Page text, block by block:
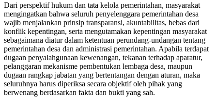
Dari perspektif hukum dan tata kelola pemerintahan, masyarakat
mengingatkan bahwa seluruh penyelenggara pemerintahan desa
wajib menjalankan prinsip transparansi, akuntabilitas, bebas dari
konflik kepentingan, serta mengutamakan kepentingan masyarakat
sebagaimana diatur dalam ketentuan perundang-undangan tentang
pemerintahan desa dan administrasi pemerintahan. Apabila terdapat
dugaan penyalahgunaan kewenangan, tekanan terhadap aparatur,
pelanggaran mekanisme pembentukan lembaga desa, maupun
dugaan rangkap jabatan yang bertentangan dengan aturan, maka
seluruhnya harus diperiksa secara objektif oleh pihak yang
berwenang berdasarkan fakta dan bukti yang sah.